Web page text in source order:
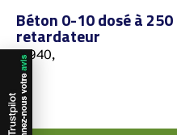
Béton 0-10 dosé à
retardateur
14940,